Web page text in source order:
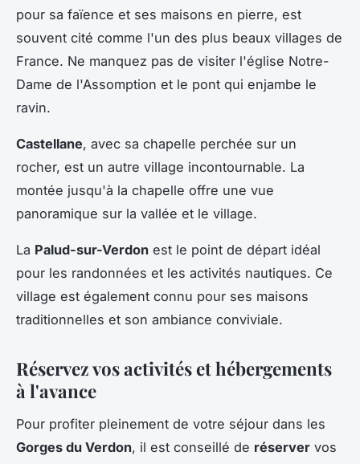
pour sa faïence et ses maisons en pierre, est
souvent cité comme l'un des plus beaux villages de
France. Ne manquez pas de visiter l'église Notre-
Dame de l'Assomption et le pont qui enjambe le
ravin.
Castellane, avec sa chapelle perchée sur un
rocher, est un autre village incontournable. La
montée jusqu'à la chapelle offre une vue
panoramique sur la vallée et le village.
La Palud-sur-Verdon est le point de départ idéal
pour les randonnées et les activités nautiques. Ce
village est également connu pour ses maisons
traditionnelles et son ambiance conviviale.
Réservez vos activités et hébergements
à l'avance
Pour profiter pleinement de votre séjour dans les
Gorges du Verdon, il est conseillé de réserver vos